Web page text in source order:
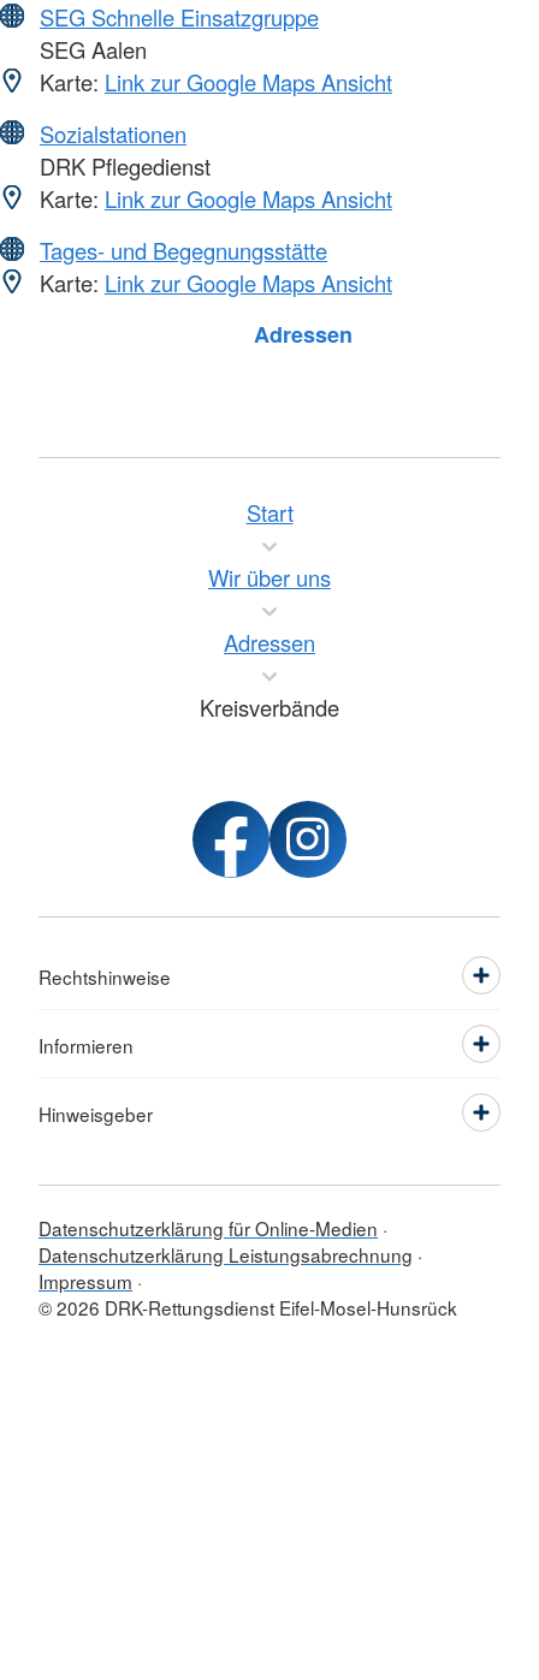
SEG Schnelle Einsatzgruppe
SEG Aalen
Karte: Link zur Google Maps Ansicht
Sozialstationen
DRK Pflegedienst
Karte: Link zur Google Maps Ansicht
Tages- und Begegnungsstätte
Karte: Link zur Google Maps Ansicht
Adressen
Start
Wir über uns
Adressen
Kreisverbände
Rechtshinweise
Informieren
Hinweisgeber
Datenschutzerklärung für Online-Medien
Datenschutzerklärung Leistungsabrechnung
Impressum
© 2026 DRK-Rettungsdienst Eifel-Mosel-Hunsrück